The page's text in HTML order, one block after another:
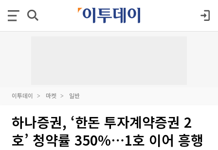
이투데이 마켓 일반
하나증권, ‘한돈 투자계약증권 2
호’ 청약률 350%⋯1호 이어 흥행